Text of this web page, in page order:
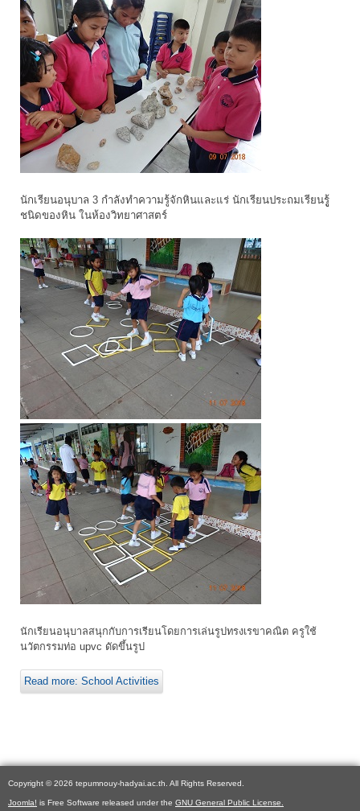
นักเรียนอนุบาล 3 กำลังทำความรู้จักหินและแร่ นักเรียนประถมเรียนรูู้
ชนิดของหิน ในห้องวิทยาศาสตร์
นักเรียนอนุบาลสนุกกับการเรียนโดยการเล่นรูปทรงเรขาคณิต ครูใช้
นวัตกรรมท่อ upvc ดัดขึ้นรูป
Read more: School Activities
Copyright © 2026 tepumnouy-hadyai.ac.th. All Rights Reserved.
Joomla! is Free Software released under the GNU General Public License.